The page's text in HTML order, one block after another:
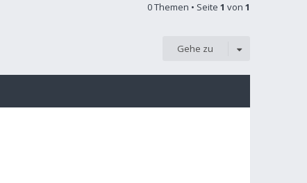
0 Themen • Seite 1 von 1
Gehe zu